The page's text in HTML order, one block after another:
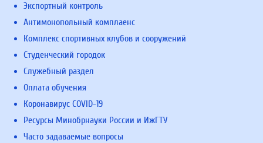
Экспортный контроль
Антимонопольный комплаенс
Комплекс спортивных клубов и сооружений
Студенческий городок
Служебный раздел
Оплата обучения
Коронавирус COVID-19
Ресурсы Минобрнауки России и ИжГТУ
Часто задаваемые вопросы